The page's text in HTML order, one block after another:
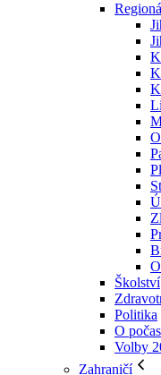
Školství
Politika
O
Volby
Zahraničí